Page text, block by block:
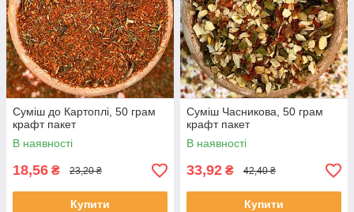
Суміш до Картоплі, 50 грам
крафт пакет
В наявності
18,56 ₴ 23,20 ₴
Купити
Суміш Часникова, 50 грам
крафт пакет
В наявності
33,92 ₴ 42,40 ₴
Купити